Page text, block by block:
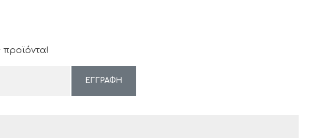
προϊόντα!
ΕΓΓΡΑΦΗ